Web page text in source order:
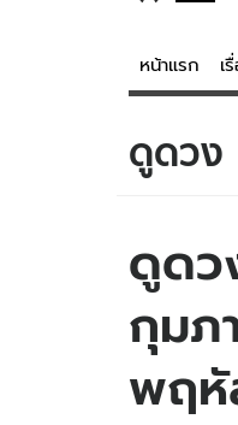
หน้าแรก เ
ข่าว
ข่าวบันเ
ข่าวกีฬา
ข่าวเศรษ
อัปเดตจี
ดูดวง
ดูดว
กุมภ
พฤ